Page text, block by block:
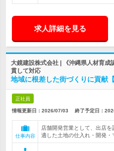
求人詳細を見る
大鏡建設株式会社 | 《沖縄県人材育
貫して対応
地域に根差した街づくりに貢献
正社員
情報更新日：2026/07/03 終了予定日：
仕事内容
店舗開発営業として、出店
適した土地の仕入れ・開発